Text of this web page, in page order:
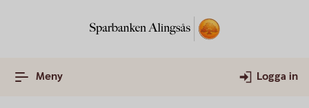
Meny Logga in